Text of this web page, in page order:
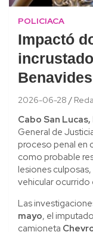
POLICIACA
Impactó
Benavides
2026-06-28
Cabo San
General de
proceso penal en
como probable
lesiones
vehicular ocurrido
Las
mayo, el
camioneta